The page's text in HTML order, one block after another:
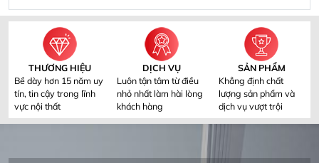
THƯƠNG HIỆU
Bề dày hơn 15 năm uy
tín, tin cậy trong lĩnh
vực nội thất
DỊCH VỤ
Luôn tận tâm từ điều
nhỏ nhất làm hài lòng
khách hàng
SẢN PHẨM
Khẳng định chất
lượng sản phẩm và
dịch vụ vượt trội